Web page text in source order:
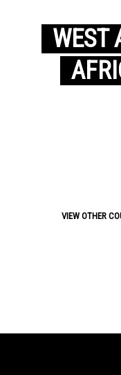
WEST
VIEW OTHER